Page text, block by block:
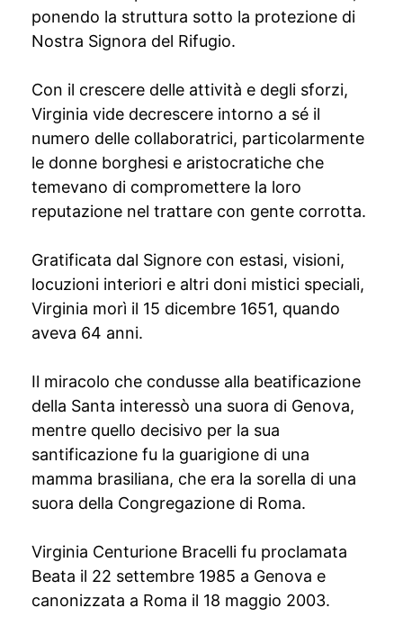
ponendo la struttura sotto la protezione di
Nostra Signora del Rifugio.
Con il crescere delle attività e degli sforzi,
Virginia vide decrescere intorno a sé il
numero delle collaboratrici, particolarmente
le donne borghesi e aristocratiche che
temevano di compromettere la loro
reputazione nel trattare con gente corrotta.
Gratificata dal Signore con estasi, visioni,
locuzioni interiori e altri doni mistici speciali,
Virginia morì il 15 dicembre 1651, quando
aveva 64 anni.
Il miracolo che condusse alla beatificazione
della Santa interessò una suora di Genova,
mentre quello decisivo per la sua
santificazione fu la guarigione di una
mamma brasiliana, che era la sorella di una
suora della Congregazione di Roma.
Virginia Centurione Bracelli fu proclamata
Beata il 22 settembre 1985 a Genova e
canonizzata a Roma il 18 maggio 2003.